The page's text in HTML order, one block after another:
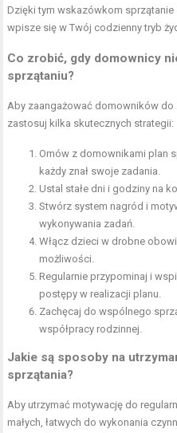
Dzięki tym wskazówkom sprzątanie
wpisze się w Twój codzienny tryb
Co zrobić, gdy domownicy
sprzątaniu?
Aby zaangażować domowników do
zastosuj kilka skutecznych strategii:
Omów z domownikami plan
każdy znał swoje zadania.
Ustal stałe dni i godziny na
Stwórz system nagród i
wykonywania zadań.
Włącz dzieci w drobne
możliwości.
Regularnie przypominaj i
postępy w realizacji planu.
Zachęcaj do wspólnego
współpracy rodzinnej.
Jakie są sposoby na
sprzątania?
Aby utrzymać motywację do
małych, łatwych do wykonania